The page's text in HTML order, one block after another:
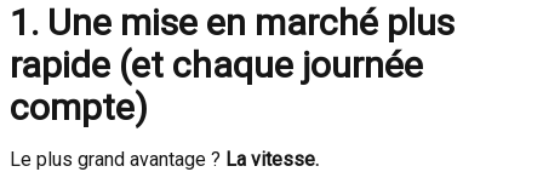
1. Une mise en marché plus
rapide (et chaque journée
compte)
Le plus grand avantage ? La vitesse.